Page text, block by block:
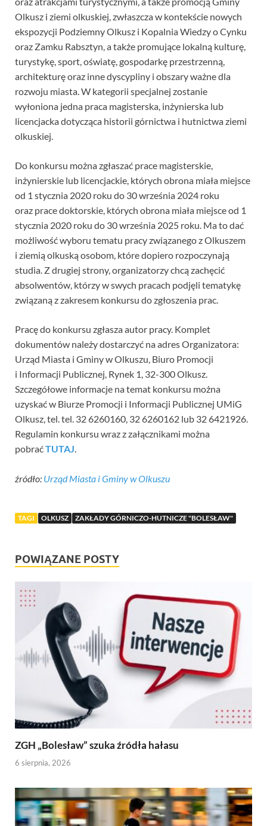
Olkusz i ziemi olkuskiej, zwłaszcza w kontekście nowych
ekspozycji Podziemny Olkusz i Kopalnia Wiedzy o Cynku
oraz Zamku Rabsztyn, a także promujące lokalną kulturę,
turystykę, sport, oświatę, gospodarkę przestrzenną,
architekturę oraz inne dyscypliny i obszary ważne dla
rozwoju miasta. W kategorii specjalnej zostanie
wyłoniona jedna praca magisterska, inżynierska lub
licencjacka dotycząca historii górnictwa i hutnictwa ziemi
olkuskiej.
Do konkursu można zgłaszać prace magisterskie,
inżynierskie lub licencjackie, których obrona miała miejsce
od 1 stycznia 2020 roku do 30 września 2024 roku
oraz prace doktorskie, których obrona miała miejsce od 1
stycznia 2020 roku do 30 września 2025 roku. Ma to dać
możliwość wyboru tematu pracy związanego z Olkuszem
i ziemią olkuską osobom, które dopiero rozpoczynają
studia. Z drugiej strony, organizatorzy chcą zachęcić
absolwentów, którzy w swych pracach podjęli tematykę
związaną z zakresem konkursu do zgłoszenia prac.
Pracę do konkursu zgłasza autor pracy. Komplet
dokumentów należy dostarczyć na adres Organizatora:
Urząd Miasta i Gminy w Olkuszu, Biuro Promocji
i Informacji Publicznej, Rynek 1, 32-300 Olkusz.
Szczegółowe informacje na temat konkursu można
uzyskać w Biurze Promocji i Informacji Publicznej UMiG
Olkusz, tel. tel. 32 6260160, 32 6260162 lub 32 6421926.
Regulamin konkursu wraz z załącznikami można
pobraćTUTAJ.
źródło: Urząd Miasta i Gminy w Olkuszu
TAGI OLKUSZ ZAKŁADY GÓRNICZO-HUTNICZE "BOLESŁAW"
POWIĄZANE POSTY
ZGH „Bolesław” szuka źródła hałasu
6 sierpnia, 2026